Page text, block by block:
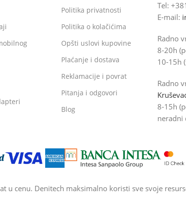
Politika privatnosti
Politika o kolačićima
Opšti uslovi kupovine
Plaćanje i dostava
Reklamacije i povrat
Pitanja i odgovori
Blog
Tel:
E-mail:
Radno
8-20h
10-15h
Radno
8-15h
neradni
u cenu. Denitech maksimalno koristi sve svoje